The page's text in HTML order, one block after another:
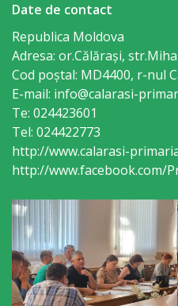
Lăstărel
IET
Guguță
IET
DoReMiCii
Școala
sportivă
„Mihai
Viteazul”
Date de contact
Republica Moldova
Adresa: or.Călăraşi,
Cod poștal: MD4400, r-nul
E-mail: info@calarasi-
Te: 024423601
Tel: 024422773
http://www.calarasi-
http://www.facebook.com/